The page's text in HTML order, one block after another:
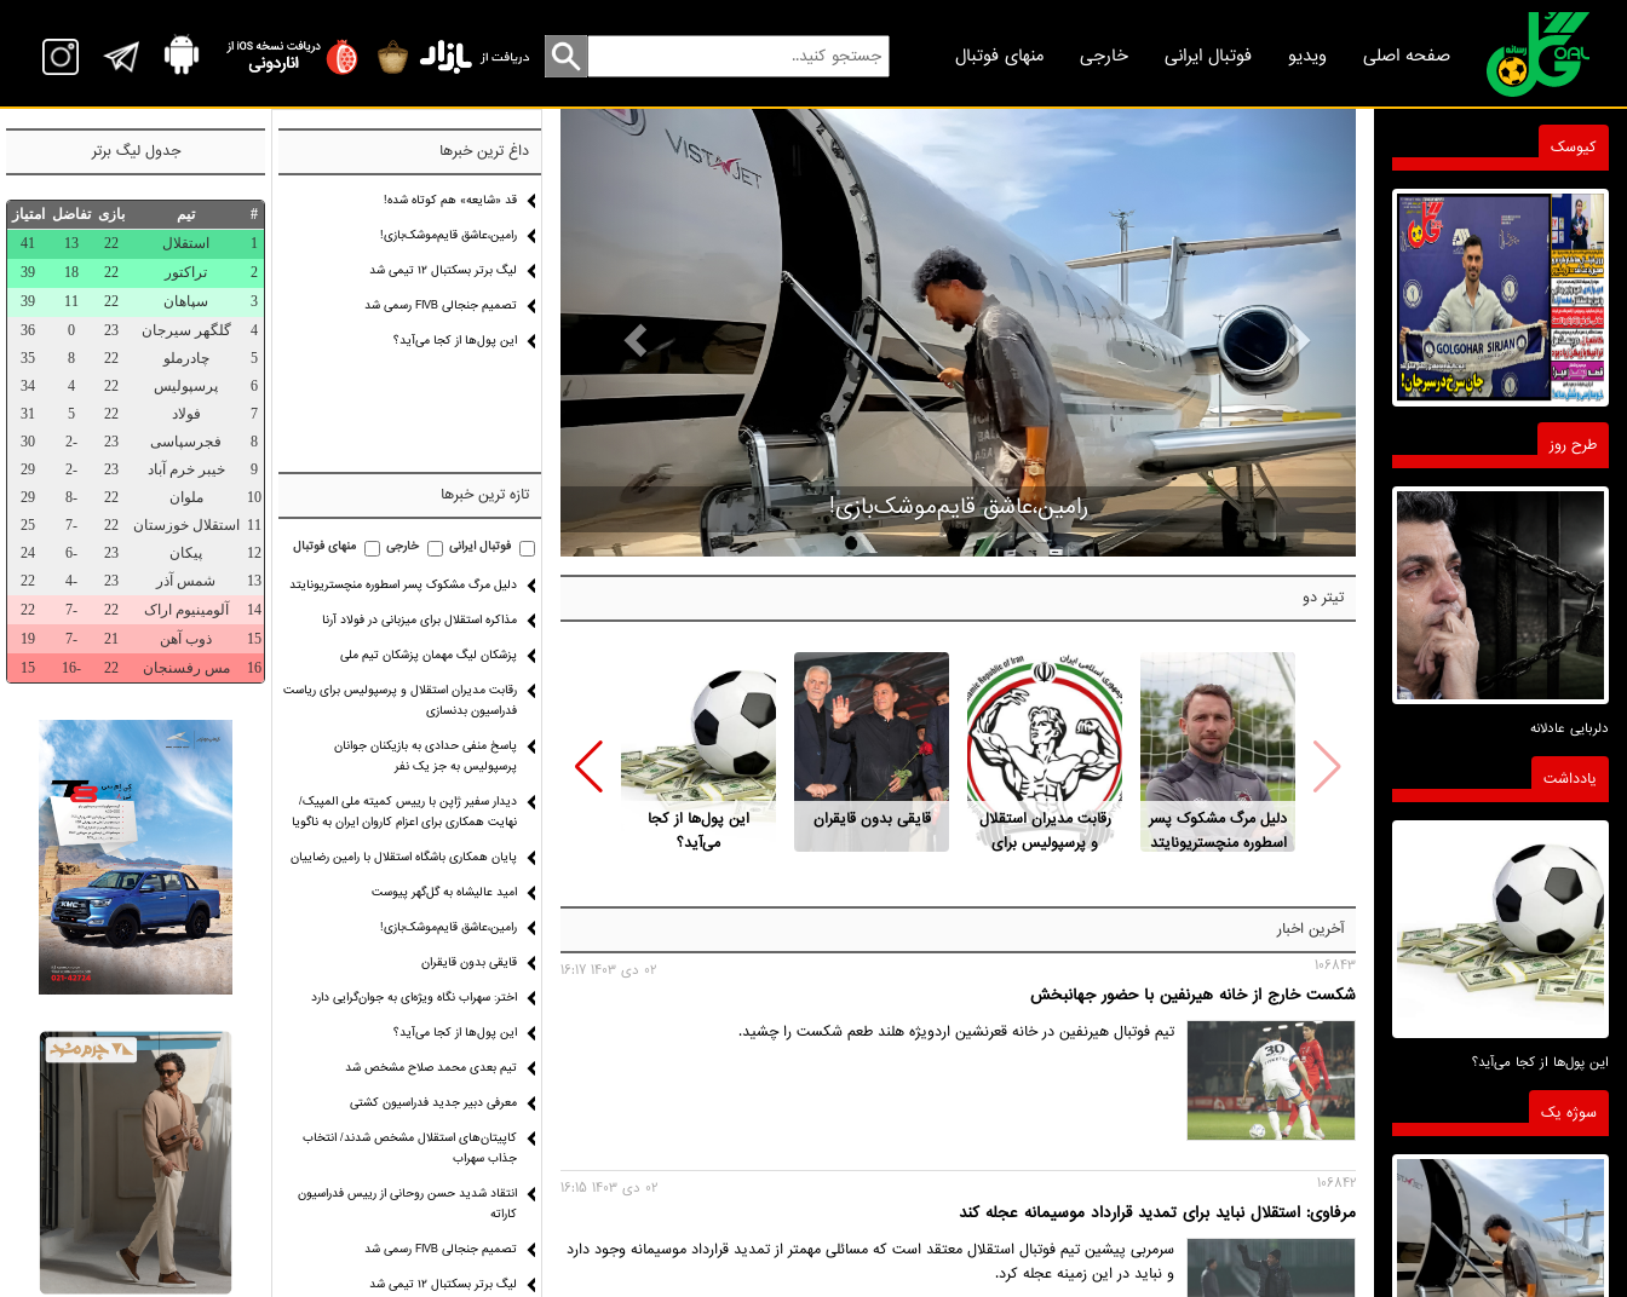
صفحه اصلی ویدیو فوتبال ایرانی خارجی منهای فوتبال
اختر: سهراب نگاه ویژه‌ای به جوان‌گرایی دارد
Previous
تیتر دو
دلیل مرگ مشکوک پسر
اسطوره منچستریونایتد
رقابت مدیران استقلال
و پرسپولیس برای
قایقی بدون قایقران
این پول‌ها از کجا
می‌آید؟
قد «شایعه» هم کوتاه
پارسال طوفانی،امسال
زمین پَر،تماشاگر
پَر،هیجان پَر!
رجبی:
ابتدای
آخرین اخبار
106843
شکست خارج از خانه هیرنفین با حضور جهانبخش
02 دی 1403 16:17
تیم فوتبال هیرنفین در خانه قعرنشین اردویژه هلند طعم شکست را چشید.
106842
مرفاوی: استقلال نباید برای تمدید قرارداد موسیمانه عجله کند
02 دی 1403 16:15
سرمربی پیشین تیم فوتبال استقلال معتقد است که مسائلی مهمتر از تمدید قرارداد موسیمانه وجود دارد
و نباید در این زمینه عجله کرد.
کیوسک
طرح روز
دلربایی عادلانه
یادداشت
این پول‌ها از کجا می‌آید؟
سوژه یک
داغ ترین خبرها
قد «شایعه» هم کوتاه شده!
رامین،عاشق قایم‌موشک‌بازی!
لیگ برتر بسکتبال ۱۲ تیمی شد
تصمیم جنجالی FIVB رسمی شد
این پول‌ها از کجا می‌آید؟
تازه ترین خبرها
فوتبال ایرانی خارجی منهای فوتبال
دلیل مرگ مشکوک پسر اسطوره منچستریونایتد
مذاکره استقلال برای میزبانی در فولاد آرنا
پزشکان لیگ مهمان پزشکان تیم ملی
رقابت مدیران استقلال و پرسپولیس برای ریاست
فدراسیون بدنسازی
پاسخ منفی حدادی به بازیکنان جوانان
پرسپولیس به جز یک نفر
دیدار سفیر ژاپن با رییس کمیته ملی المپیک/
نهایت همکاری برای اعزام کاروان ایران به ناگویا
پایان همکاری باشگاه استقلال با رامین رضاییان
امید عالیشاه به گل‌گهر پیوست
رامین،عاشق قایم‌موشک‌بازی!
قایقی بدون قایقران
اختر: سهراب نگاه ویژه‌ای به جوان‌گرایی دارد
این پول‌ها از کجا می‌آید؟
تیم بعدی محمد صلاح مشخص شد
معرفی دبیر جدید فدراسیون کشتی
کاپیتان‌های استقلال مشخص شدند/ انتخاب
جذاب سهراب
انتقاد شدید حسن روحانی از رییس فدراسیون
کاراته
تصمیم جنجالی FIVB رسمی شد
لیگ برتر بسکتبال ۱۲ تیمی شد
جدول لیگ برتر